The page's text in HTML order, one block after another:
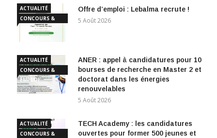
ACTUALITÉ
CONCOURS &
EMPLOI
Offre d’emploi : Lebalma recrute !
5 Août 2026
ACTUALITÉ
CONCOURS &
EMPLOI
ANER : appel à candidatures pour 10
bourses de recherche en Master 2 et
doctorat dans les énergies
renouvelables
5 Août 2026
ACTUALITÉ
CONCOURS &
TECH Academy : les candidatures
ouvertes pour former 500 jeunes et